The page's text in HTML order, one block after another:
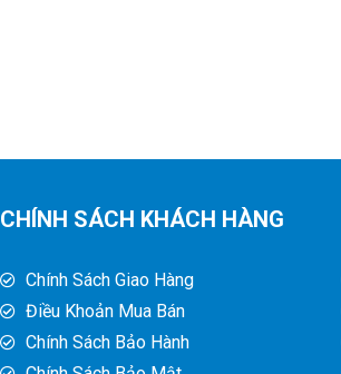
CHÍNH SÁCH KHÁCH HÀNG
Chính Sách Giao Hàng
Điều Khoản Mua Bán
Chính Sách Bảo Hành